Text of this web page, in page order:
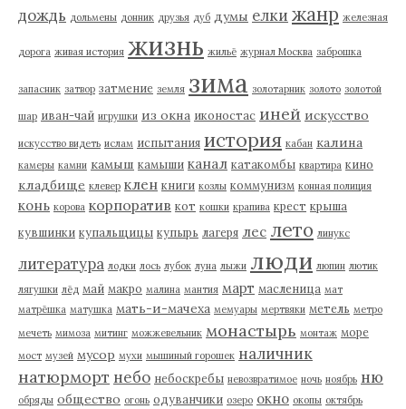
дождь дольмены донник друзья дуб думы елки жанр железная
дорога живая история жизнь жильё журнал Москва заброшка
запасник затвор затмение земля зима золотарник золото золотой
шар иван-чай игрушки из окна иконостас иней искусство
искусство видеть ислам испытания история кабан калина
камеры камни камыш камыши канал катакомбы квартира кино
кладбище клевер клен книги козлы коммунизм конная полиция
конь корова корпоратив кот кошки крапива крест крыша
кувшинки купальщицы купырь лагеря лес лето линукс
литература лодки лось лубок луна лыжи люди люпин лютик
лягушки лёд май макро малина мантия март масленица мат
матрёшка матушка мать-и-мачеха мемуары мертвяки метель метро
мечеть мимоза митинг можжевельник монастырь монтаж море
мост музей мусор мухи мышиный горошек наличник
натюрморт небо небоскребы невозвратимое ночь ноябрь ню
обряды общество огонь одуванчики озеро окно окопы октябрь